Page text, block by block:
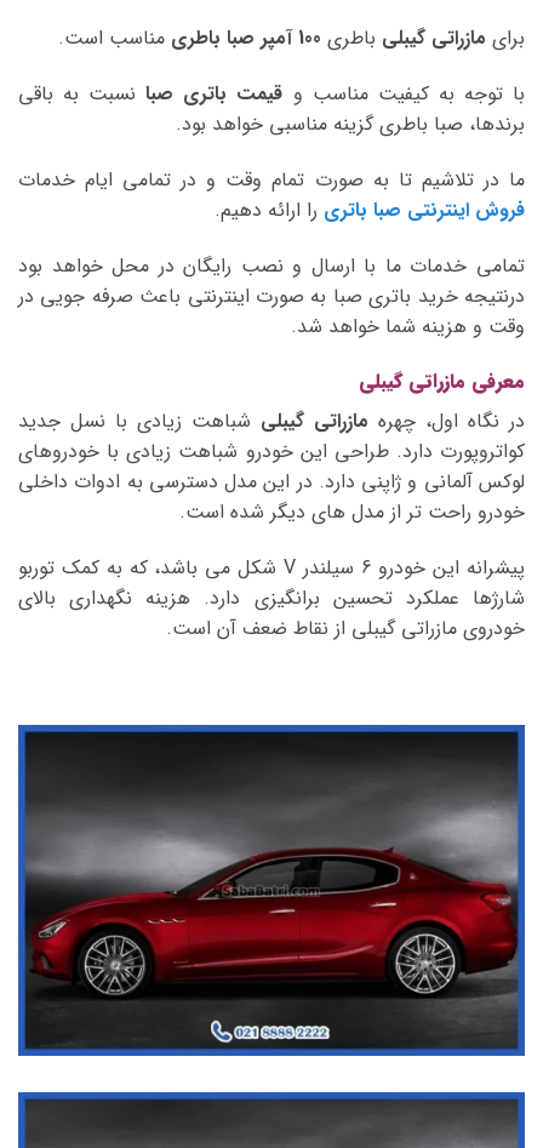
برای مازراتی گیبلی باطری باطری مناسب است.
با توجه به کیفیت مناسب و قیمت باتری صبانسبت به باقی
برندها، صبا باطری گزینه مناسبی خواهد بود.
ما در تلاشیم تا به صورت تمام وقت و در تمامی ایام خدمات
فروش اینترنتی صبا باتری را ارائه دهیم.
تمامی خدمات ما با ارسال و نصب رایگان در محل خواهد بود
درنتیجه خرید باتری صبا به صورت اینترنتی باعث صرفه جویی در
وقت و هزینه شما خواهد شد.
معرفی مازراتی گیبلی
در نگاه اول، چهره مازراتی گیبلی شباهت زیادی با نسل جدید
کواتروپورت دارد. طراحی این خودرو شباهت زیادی با خودروهای
لوکس آلمانی و ژاپنی دارد. در این مدل دسترسی به ادوات داخلی
خودرو راحت تر از مدل های دیگر شده است.
پیشرانه این خودرو 6 سیلندر V شکل می باشد، که به کمک توربو
شارژها عملکرد تحسین برانگیزی دارد. هزینه نگهداری بالای
خودروی مازراتی گیبلی از نقاط ضعف آن است.